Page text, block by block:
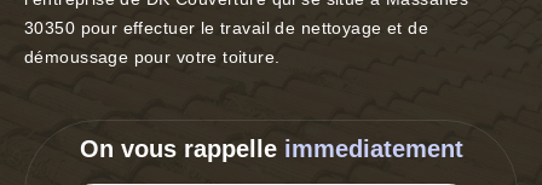
30350 pour effectuer le travail de nettoyage et de
démoussage pour votre toiture.
On vous rappelle immediatement